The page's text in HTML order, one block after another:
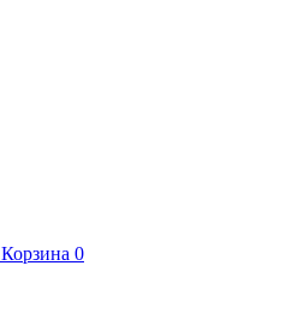
Корзина 0